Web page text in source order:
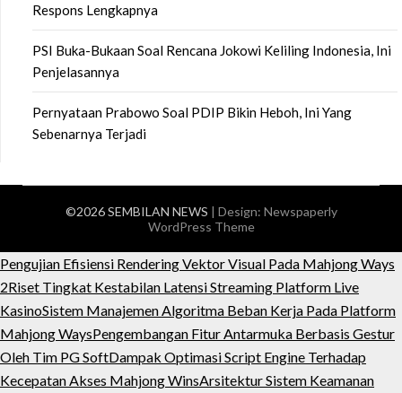
Respons Lengkapnya
PSI Buka-Bukaan Soal Rencana Jokowi Keliling Indonesia, Ini
Penjelasannya
Pernyataan Prabowo Soal PDIP Bikin Heboh, Ini Yang
Sebenarnya Terjadi
©2026 SEMBILAN NEWS | Design: Newspaperly
WordPress Theme
Pengujian Efisiensi Rendering Vektor Visual Pada Mahjong Ways
2Riset Tingkat Kestabilan Latensi Streaming Platform Live
KasinoSistem Manajemen Algoritma Beban Kerja Pada Platform
Mahjong WaysPengembangan Fitur Antarmuka Berbasis Gestur
Oleh Tim PG SoftDampak Optimasi Script Engine Terhadap
Kecepatan Akses Mahjong WinsArsitektur Sistem Keamanan